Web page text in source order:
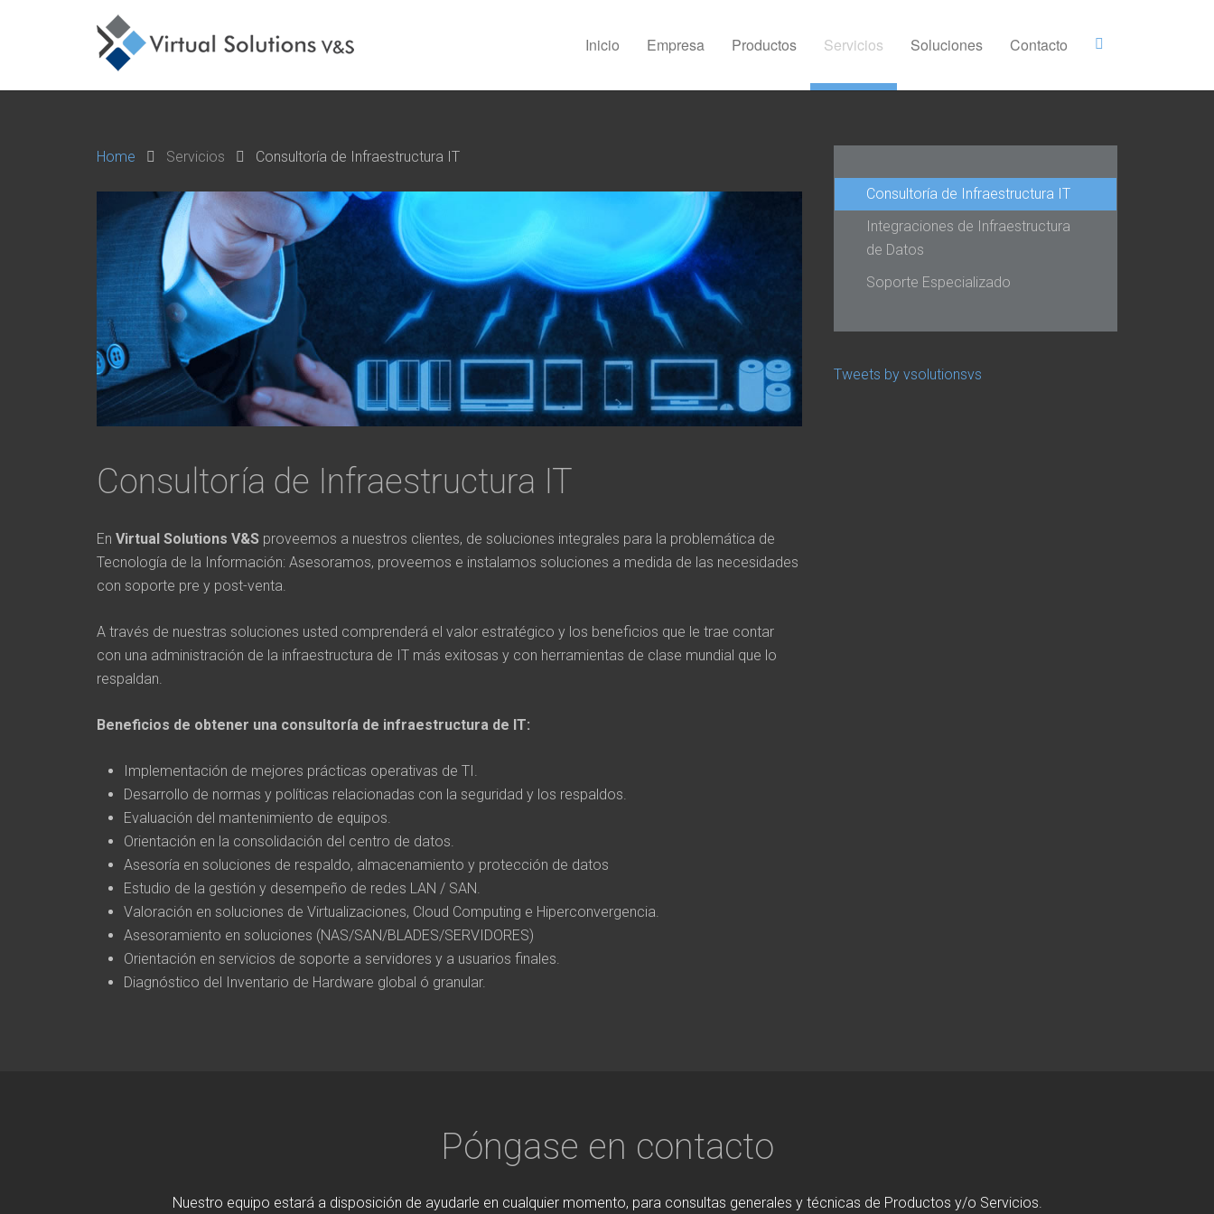
Inicio Empresa Productos Servicios Soluciones Contacto
Home Servicios Consultoría de Infraestructura IT
Consultoría de Infraestructura IT
En Virtual Solutions V&S proveemos a nuestros clientes, de soluciones integrales para la problemática de
Tecnología de la Información: Asesoramos, proveemos e instalamos soluciones a medida de las necesidades
con soporte pre y post-venta.
A través de nuestras soluciones usted comprenderá el valor estratégico y los beneficios que le trae contar
con una administración de la infraestructura de IT más exitosas y con herramientas de clase mundial que lo
respaldan.
Beneficios de obtener una consultoría de infraestructura de IT:
Implementación de mejores prácticas operativas de TI.
Desarrollo de normas y políticas relacionadas con la seguridad y los respaldos.
Evaluación del mantenimiento de equipos.
Orientación en la consolidación del centro de datos.
Asesoría en soluciones de respaldo, almacenamiento y protección de datos
Estudio de la gestión y desempeño de redes LAN / SAN.
Valoración en soluciones de Virtualizaciones, Cloud Computing e Hiperconvergencia.
Asesoramiento en soluciones (NAS/SAN/BLADES/SERVIDORES)
Orientación en servicios de soporte a servidores y a usuarios finales.
Diagnóstico del Inventario de Hardware global ó granular.
Consultoría de Infraestructura IT
Integraciones de Infraestructura
de Datos
Soporte Especializado
Tweets by vsolutionsvs
Póngase en contacto
Nuestro equipo estará a disposición de ayudarle en cualquier momento, para consultas generales y técnicas de Productos y/o Servicios.